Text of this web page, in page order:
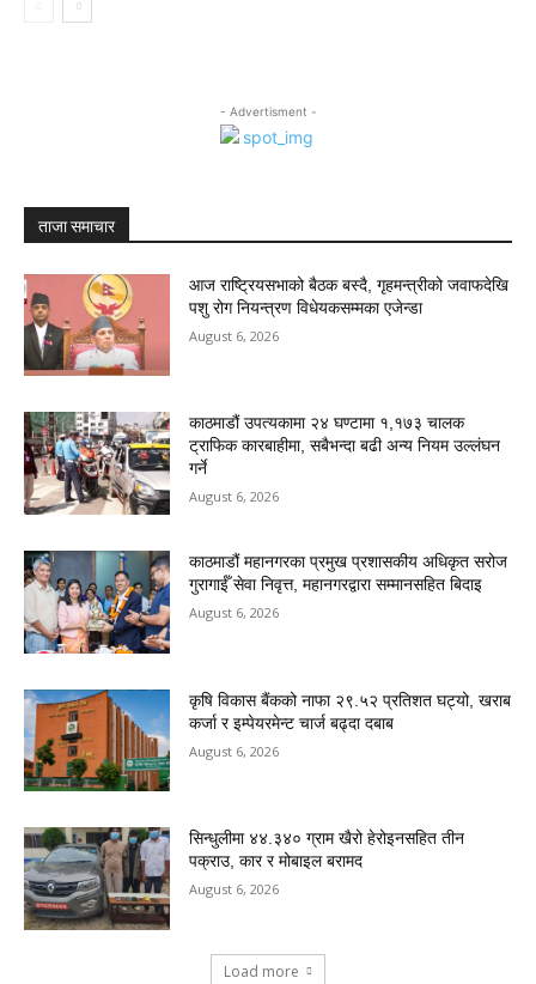
- Advertisment -
ताजा समाचार
आज राष्ट्रियसभाको बैठक बस्दै, गृहमन्त्रीको जवाफदेखि
पशु रोग नियन्त्रण विधेयकसम्मका एजेन्डा
August 6, 2026
काठमाडौं उपत्यकामा २४ घण्टामा १,१७३ चालक
ट्राफिक कारबाहीमा, सबैभन्दा बढी अन्य नियम उल्लंघन
गर्ने
August 6, 2026
काठमाडौं महानगरका प्रमुख प्रशासकीय अधिकृत सरोज
गुरागाईँ सेवा निवृत्त, महानगरद्वारा सम्मानसहित बिदाइ
August 6, 2026
कृषि विकास बैंकको नाफा २९.५२ प्रतिशत घट्यो, खराब
कर्जा र इम्पेयरमेन्ट चार्ज बढ्दा दबाब
August 6, 2026
सिन्धुलीमा ४४.३४० ग्राम खैरो हेरोइनसहित तीन
पक्राउ, कार र मोबाइल बरामद
August 6, 2026
Load more